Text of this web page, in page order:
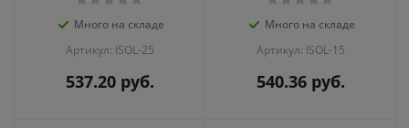
Много на складе
Артикул: ISOL-25
537.20 руб.
Много на складе
Артикул: ISOL-15
540.36 руб.